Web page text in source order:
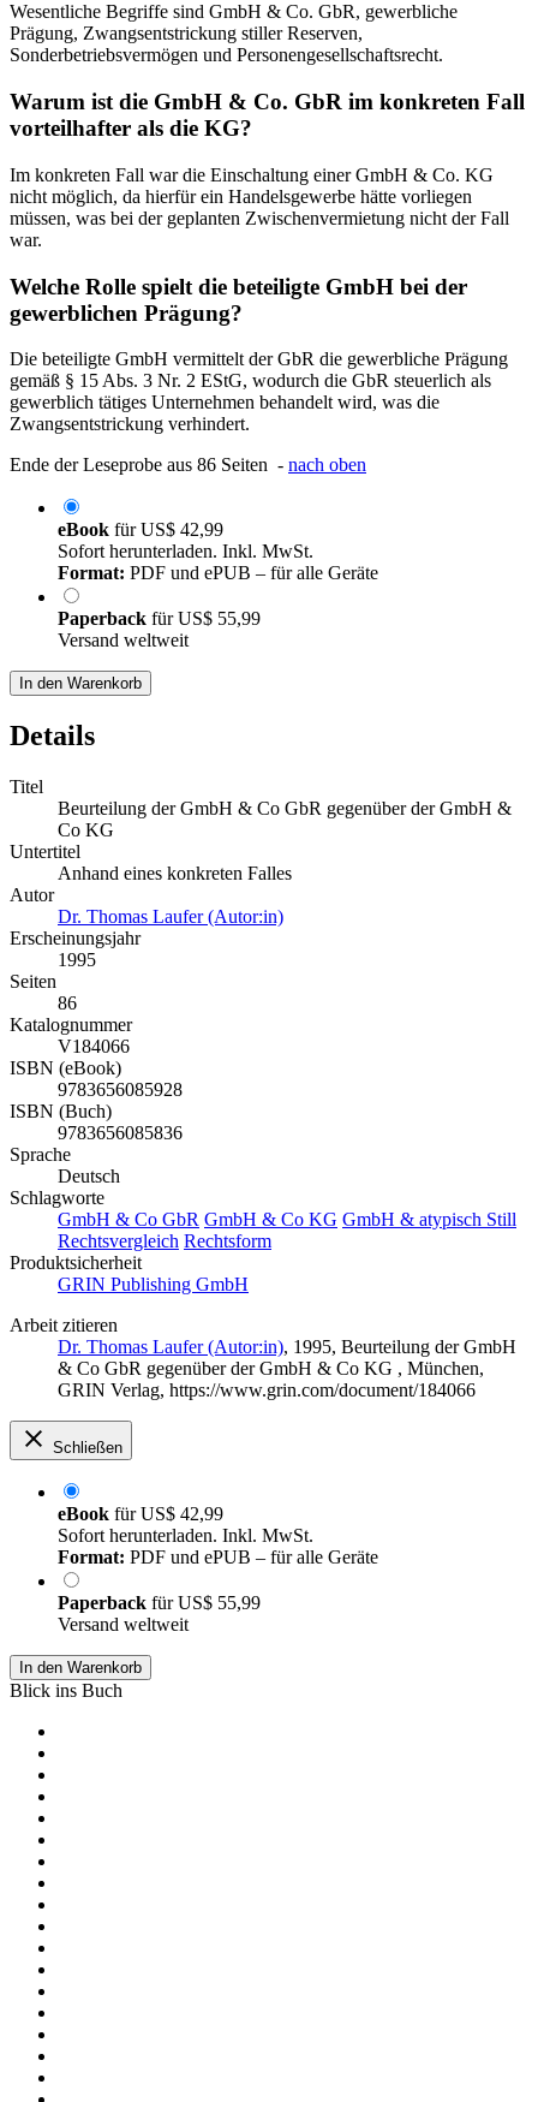
Wesentliche Begriffe sind GmbH & Co. GbR, gewerbliche
Prägung, Zwangsentstrickung stiller Reserven,
Sonderbetriebsvermögen und Personengesellschaftsrecht.
Warum ist die GmbH & Co. GbR im konkreten Fall
vorteilhafter als die KG?
Im konkreten Fall war die Einschaltung einer GmbH & Co. KG
nicht möglich, da hierfür ein Handelsgewerbe hätte vorliegen
müssen, was bei der geplanten Zwischenvermietung nicht der Fall
war.
Welche Rolle spielt die beteiligte GmbH bei der
gewerblichen Prägung?
Die beteiligte GmbH vermittelt der GbR die gewerbliche Prägung
gemäß § 15 Abs. 3 Nr. 2 EStG, wodurch die GbR steuerlich als
gewerblich tätiges Unternehmen behandelt wird, was die
Zwangsentstrickung verhindert.
Ende der Leseprobe aus 86 Seiten - nach oben
eBook fürUS$ 42,99
Sofort herunterladen. Inkl. MwSt.
Format: PDF und ePUB – für alle Geräte
Paperback fürUS$ 55,99
Versand weltweit
In den Warenkorb
Details
Titel
Beurteilung der GmbH & Co GbR gegenüber der GmbH &
Co KG
Untertitel
Anhand eines konkreten Falles
Autor
Dr. Thomas Laufer (Autor:in)
Erscheinungsjahr
1995
Seiten
86
Katalognummer
V184066
ISBN (eBook)
9783656085928
ISBN (Buch)
9783656085836
Sprache
Deutsch
Schlagworte
GmbH & Co GbR GmbH & Co KG GmbH & atypisch Still
Rechtsvergleich Rechtsform
Produktsicherheit
GRIN Publishing GmbH
Arbeit zitieren
Dr. Thomas Laufer (Autor:in), 1995, Beurteilung der GmbH
& Co GbR gegenüber der GmbH & Co KG , München,
GRIN Verlag, https://www.grin.com/document/184066
Schließen
eBook fürUS$ 42,99
Sofort herunterladen. Inkl. MwSt.
Format: PDF und ePUB – für alle Geräte
Paperback fürUS$ 55,99
Versand weltweit
In den Warenkorb
Blick ins Buch